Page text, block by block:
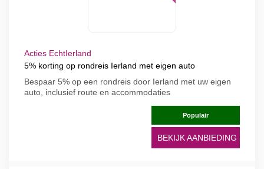
Acties EchtIerland
5% korting op rondreis Ierland met eigen auto
Bespaar 5% op een rondreis door Ierland met uw eigen
auto, inclusief route en accommodaties
Populair
BEKIJK AANBIEDING